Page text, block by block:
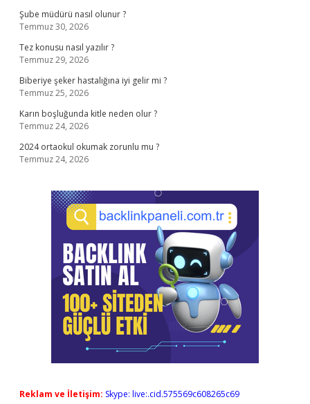
Şube müdürü nasıl olunur ?
Temmuz 30, 2026
Tez konusu nasıl yazılır ?
Temmuz 29, 2026
Biberiye şeker hastalığına iyi gelir mi ?
Temmuz 25, 2026
Karın boşluğunda kitle neden olur ?
Temmuz 24, 2026
2024 ortaokul okumak zorunlu mu ?
Temmuz 24, 2026
Reklam ve İletişim: Skype: live:.cid.575569c608265c69